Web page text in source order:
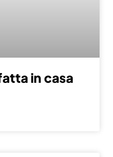
in casa